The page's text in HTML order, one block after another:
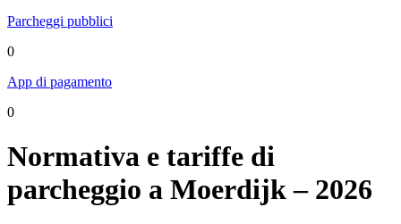
Parcheggi pubblici
0
App di pagamento
0
Normativa e tariffe di
parcheggio a Moerdijk – 2026